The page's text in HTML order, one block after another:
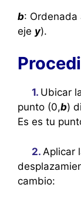
b:
eje y).
1. Ubicar
punto (0,b)
Es es tu
2. Aplicar
cambio: